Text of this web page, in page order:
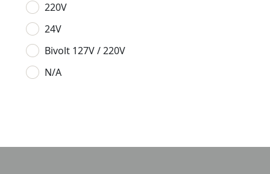
220V
24V
Bivolt 127V / 220V
N/A